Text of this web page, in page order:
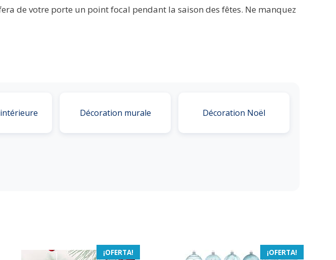
de votre porte un point focal pendant la saison des fêtes. Ne manquez
Décoration murale Décoration Noël
¡OFERTA! ¡OFERTA!